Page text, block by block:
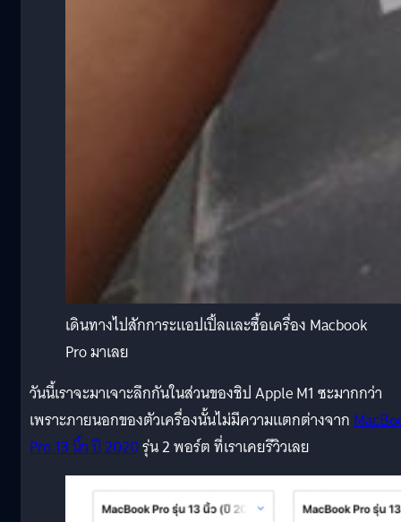
เดินทางไปสักการะแอปเปิ้ลและซื้อเครื่อง Macbook
Pro มาเลย
วันนี้เราจะมาเจาะลึกกันในส่วนของชิป Apple M1 ซะมากกว่า
เพราะภายนอกของตัวเครื่องนั้นไม่มีความแตกต่างจาก
Pro 13 นิ้ว ปี 2020รุ่น 2 พอร์ต ที่เราเคยรีวิวเลย